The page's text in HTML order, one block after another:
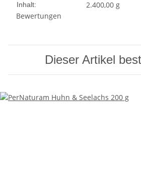
Inhalt:
2.400,00 g
Bewertungen
Dieser Artikel